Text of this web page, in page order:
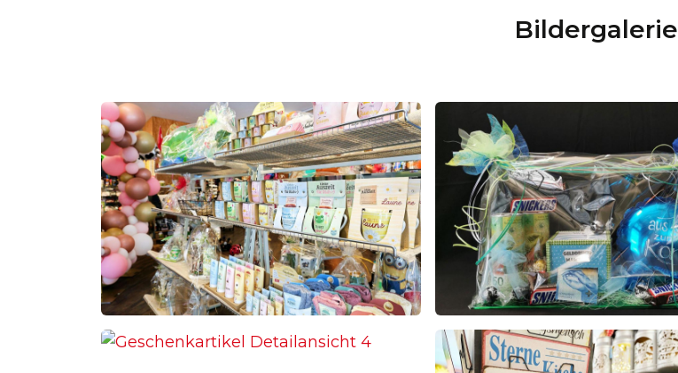
Bildergalerie